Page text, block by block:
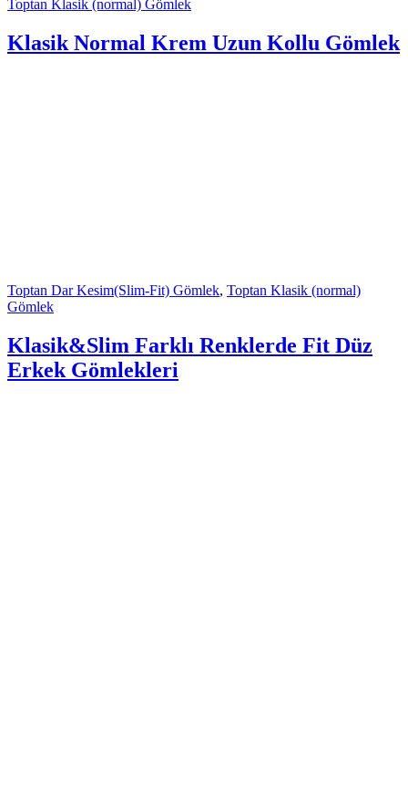
Toptan Klasik (normal) Gömlek
Klasik Normal Krem Uzun Kollu Gömlek
Toptan Dar Kesim(Slim-Fit) Gömlek, Toptan Klasik (normal)
Gömlek
Klasik&Slim Farklı Renklerde Fit Düz
Erkek Gömlekleri